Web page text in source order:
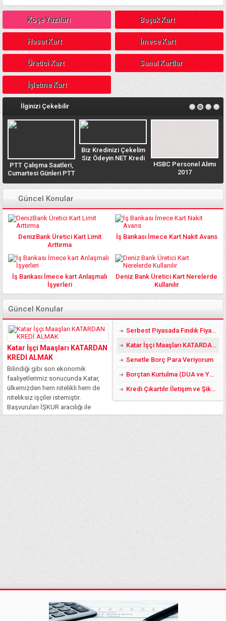
Köşe Yazıları Başak Kart
Hasat Kart İmece Kart
Üretici Kart Sanal Kartlar
İşletme Kart
İlginizi Çekebilir
PTT Çalışma Saatleri,
Cumartesi Günleri PTT
Şubeler Hangisi?
Biz Kredinizi Çekelim
Siz Ödeyin NET Kredi
HSBC Personel Alımı
2017
Güncel Konular
DenizBank Üretici Kart Limit
Arttırma
İş Bankası İmece Kart Nakit Avans
İş Bankası İmece kart Anlaşmalı
İşyerleri
Deniz Bank Üretici Kart Nerelerde
Kullanılır
Güncel Konular
Katar İşçi Maaşları KATARDAN
KREDİ ALMAK
Bilindiği gibi son ekonomik
faaliyetlerimiz sonucunda Katar,
ülkemizden hem nitelikli hem de
niteliksiz işçiler istemiştir.
Başvuruları İŞKUR aracılığı ile
yapılan bu işler, ciddi şekilde
rağbet görmüştür. Fakat şu an
itibari ile bilinmeyen ve merak
edilen asıl konu, Katar’da işçi
maaşlarının...
Serbest Piyasada Fındık Fiyatları 2018 DE YÜZLER GÜLER:)
Katar İşçi Maaşları KATARDAN KREDİ ALMAK
Senetle Borç Para Veriyorum
Borçtan Kurtulma (DUA ve YÖNTEMLER)
Kredi Çıkartılır İletişim ve Şikayet